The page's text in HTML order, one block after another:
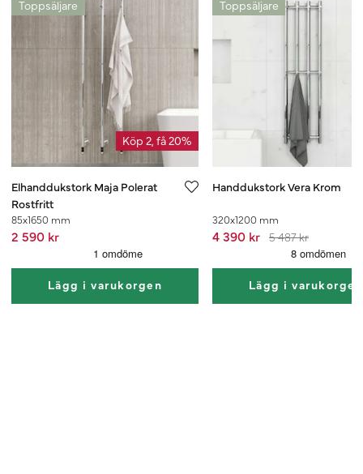
Toppsäljare
Köp 2, få 20%
Elhanddukstork Maja Polerat
Rostfritt
85x1650 mm
2 590 kr
Lägg i varukorgen
Toppsäljare
Handdukstork Vera Krom
320x1200 mm
4 390 kr 5 487 kr
Lägg i varukorgen